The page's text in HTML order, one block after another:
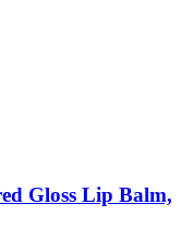
Gloss Lip Balm,